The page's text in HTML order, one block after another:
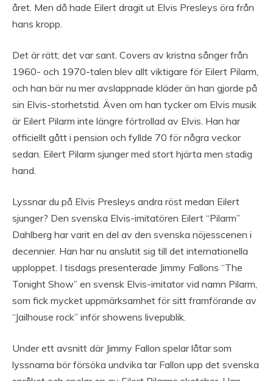
året. Men då hade Eilert dragit ut Elvis Presleys öra från
hans kropp.
Det är rätt; det var sant. Covers av kristna sånger från
1960- och 1970-talen blev allt viktigare för Eilert Pilarm,
och han bär nu mer avslappnade kläder än han gjorde på
sin Elvis-storhetstid. Även om han tycker om Elvis musik
är Eilert Pilarm inte längre förtrollad av Elvis. Han har
officiellt gått i pension och fyllde 70 för några veckor
sedan. Eilert Pilarm sjunger med stort hjärta men stadig
hand.
Lyssnar du på Elvis Presleys andra röst medan Eilert
sjunger? Den svenska Elvis-imitatören Eilert “Pilarm”
Dahlberg har varit en del av den svenska nöjesscenen i
decennier. Han har nu anslutit sig till det internationella
upploppet. I tisdags presenterade Jimmy Fallons “The
Tonight Show” en svensk Elvis-imitator vid namn Pilarm,
som fick mycket uppmärksamhet för sitt framförande av
“Jailhouse rock” inför showens livepublik.
Under ett avsnitt där Jimmy Fallon spelar låtar som
lyssnarna bör försöka undvika tar Fallon upp det svenska